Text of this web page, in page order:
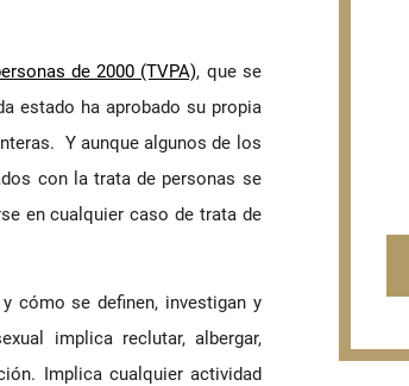
de 2000 (TVPA), que se
estado ha aprobado su propia
Y aunque algunos de los
con la trata de personas se
en cualquier caso de trata de
cómo se definen, investigan y
implica reclutar, albergar,
Implica cualquier actividad